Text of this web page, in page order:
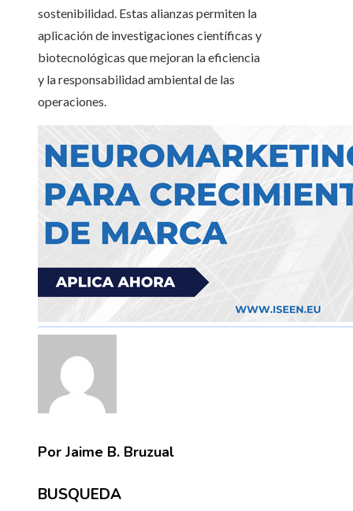
sostenibilidad. Estas alianzas permiten la
aplicación de investigaciones científicas y
biotecnológicas que mejoran la eficiencia
y la responsabilidad ambiental de las
operaciones.
Por Jaime B. Bruzual
BUSQUEDA